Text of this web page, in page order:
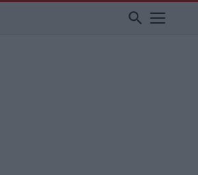
search